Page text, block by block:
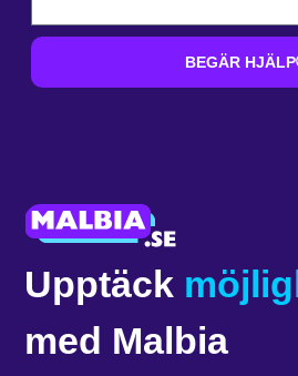
BEGÄR HJÄLP
Upptäck
med Malbia